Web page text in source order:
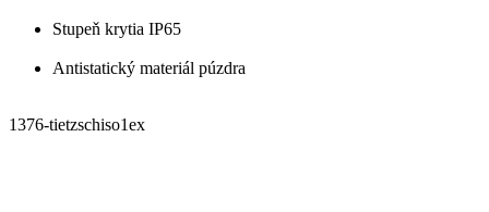
Stupeň krytia IP65
Antistatický materiál púzdra
1376-tietzschiso1ex